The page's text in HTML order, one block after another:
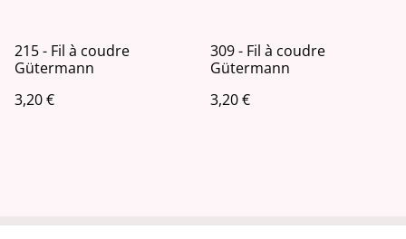
215 - Fil à coudre
Gütermann
3,20 €
309 - Fil à coudre
Gütermann
3,20 €